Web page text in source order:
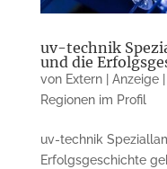
uv-technik
und die
von Extern | Anzeige|
Regionen im Profil
uv-technik
Erfolgsgeschichte